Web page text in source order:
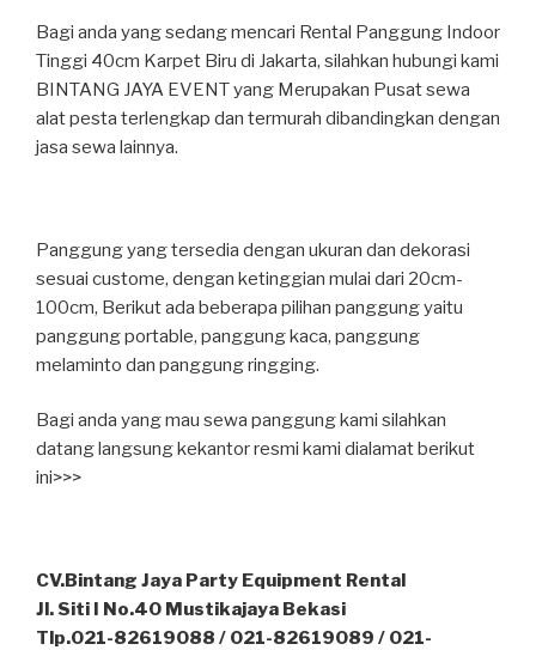
Bagi anda yang sedang mencari Rental Panggung Indoor
Tinggi 40cm Karpet Biru di Jakarta, silahkan hubungi kami
BINTANG JAYA EVENT yang Merupakan Pusat sewa
alat pesta terlengkap dan termurah dibandingkan dengan
jasa sewa lainnya.
Panggung yang tersedia dengan ukuran dan dekorasi
sesuai custome, dengan ketinggian mulai dari 20cm-
100cm, Berikut ada beberapa pilihan panggung yaitu
panggung portable, panggung kaca, panggung
melaminto dan panggung ringging.
Bagi anda yang mau sewa panggung kami silahkan
datang langsung kekantor resmi kami dialamat berikut
ini>>>
CV.Bintang Jaya Party Equipment Rental
Jl. Siti I No.40 Mustikajaya Bekasi
Tlp.021-82619088 / 021-82619089 / 021-